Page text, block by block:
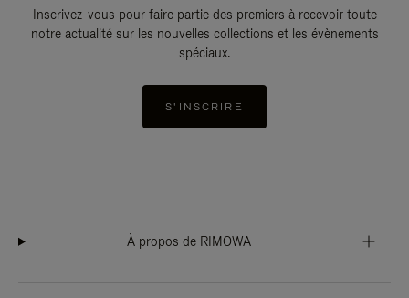
Inscrivez-vous pour faire partie des premiers à recevoir toute
notre actualité sur les nouvelles collections et les évènements
spéciaux.
S'INSCRIRE
À propos de RIMOWA